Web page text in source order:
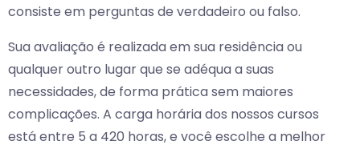
consiste em perguntas de verdadeiro ou falso.
Sua avaliação é realizada em sua residência ou
qualquer outro lugar que se adéqua a suas
necessidades, de forma prática sem maiores
complicações. A carga horária dos nossos cursos
está entre 5 a 420 horas, e você escolhe a melhor